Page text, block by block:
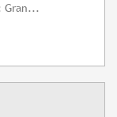
Gran...